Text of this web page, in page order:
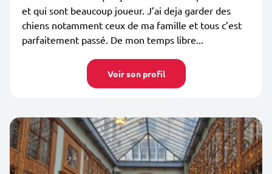
et qui sont beaucoup joueur. J’ai deja garder des
chiens notamment ceux de ma famille et tous c’est
parfaitement passé. De mon temps libre...
Voir son profil